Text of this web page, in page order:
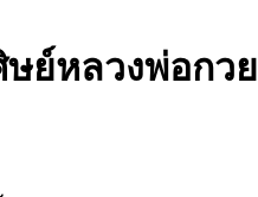
ย์หลวงพ่อกวย